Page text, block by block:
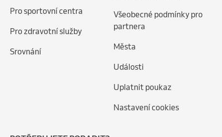
Pro sportovní centra
Pro zdravotní služby
Srovnání
Všeobecné podmínky pro
partnera
Města
Události
Uplatnit poukaz
Nastavení cookies